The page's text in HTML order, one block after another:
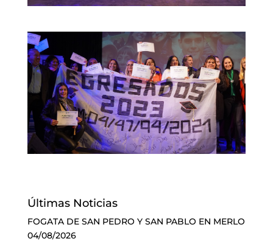
Últimas Noticias
FOGATA DE SAN PEDRO Y SAN PABLO EN MERLO
04/08/2026